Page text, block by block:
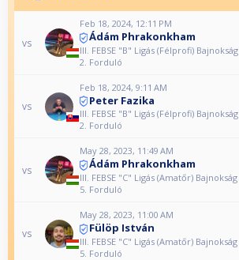
vs
Feb 18, 2024, 12:11 PM
Ádám Phrakonkham
III. FEBSE "B" Ligás (Félprofi) Bajnokság
2. Forduló
vs
Feb 18, 2024, 9:11 AM
Peter Fazika
III. FEBSE "B" Ligás (Félprofi) Bajnokság
2. Forduló
vs
May 28, 2023, 11:49 AM
Ádám Phrakonkham
III. FEBSE "C" Ligás (Amatőr) Bajnokság
5. Forduló
vs
May 28, 2023, 11:00 AM
Fülöp István
III. FEBSE "C" Ligás (Amatőr) Bajnokság
5. Forduló